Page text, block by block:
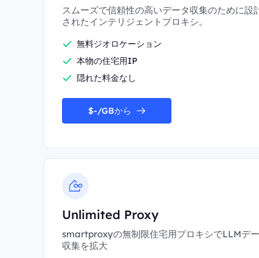
スムーズで信頼性の高いデータ収集のために設
されたインテリジェントプロキシ。
無料ジオロケーション
本物の住宅用IP
隠れた料金なし
$-/GBから
Unlimited Proxy
smartproxyの無制限住宅用プロキシでLLMデ
収集を拡大